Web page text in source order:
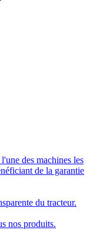
des machines les
de la garantie
du tracteur.
nos produits.